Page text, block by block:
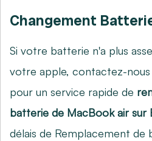
Changement
Si votre batterie n'a plus
votre apple, contactez-nous
pour un service rapide de
batterie de MacBook air sur
délais de Remplacement